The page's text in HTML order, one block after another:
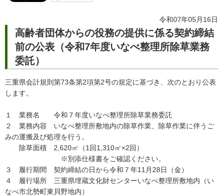
令和07年05月16日
高齢者団体からの役務の提供に係る契約締結
前の公表（令和7年度いなべ整理所除草業務
委託）
三重県会計規則第73条第2項第2号の規定に基づき、次のとおり公表
します。
１ 業務名 令和７年度いなべ整理所除草業務委託
２ 業務内容 いなべ整理所敷地内の除草作業、除草作業に伴うご
みの運搬及び処理を行う。
除草面積 2,620㎡（1回1,310㎡×2回）
※別添仕様書をご確認ください。
３ 履行期間 契約締結の日から令和７年11月28日（金）
４ 履行場所 三重県埋蔵文化財センターいなべ整理所敷地内（い
なべ市北勢町東貝野地内）